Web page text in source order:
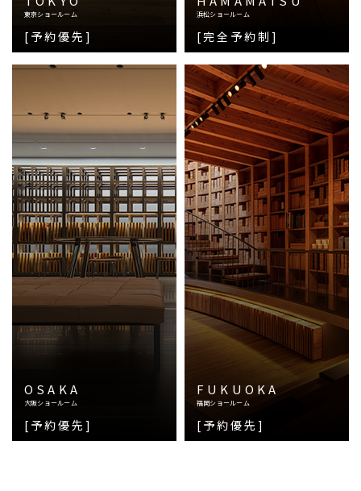
東京ショールーム
[予約優先]
浜松ショールーム
[完全予約制]
OSAKA
大阪ショールーム
[予約優先]
FUKUOKA
福岡ショールーム
[予約優先]